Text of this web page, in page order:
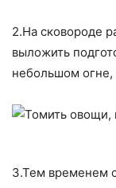
2.На сковороде
выложить
небольшом
3.Тем временем